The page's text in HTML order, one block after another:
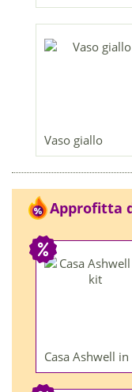
Vaso giallo
Approfitta
Casa Ashwell